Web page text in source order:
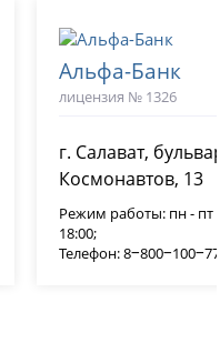
Альфа-Банк
лицензия № 1326
г. Салават,
Космонавтов, 13
Режим работы: пн - пт
18:00;
Телефон: